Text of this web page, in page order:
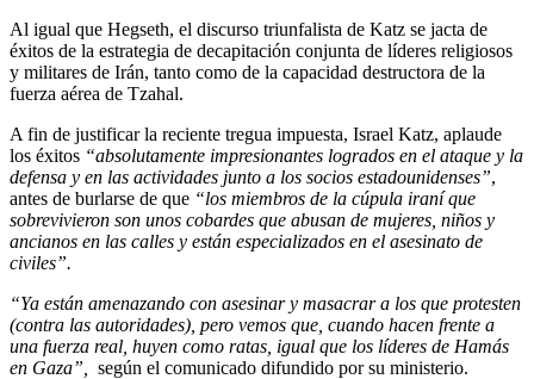
Al igual que Hegseth, el discurso triunfalista de Katz se jacta de
éxitos de la estrategia de decapitación conjunta de líderes religiosos
y militares de Irán, tanto como de la capacidad destructora de la
fuerza aérea de Tzahal.
A fin de justificar la reciente tregua impuesta, Israel Katz, aplaude
los éxitos “absolutamente impresionantes logrados en el ataque y la
defensa y en las actividades junto a los socios estadounidenses”,
antes de burlarse de que “los miembros de la cúpula iraní que
sobrevivieron son unos cobardes que abusan de mujeres, niños y
ancianos en las calles y están especializados en el asesinato de
civiles”.
“Ya están amenazando con asesinar y masacrar a los que protesten
(contra las autoridades), pero vemos que, cuando hacen frente a
una fuerza real, huyen como ratas, igual que los líderes de Hamás
en Gaza”,
según el comunicado difundido por su ministerio.